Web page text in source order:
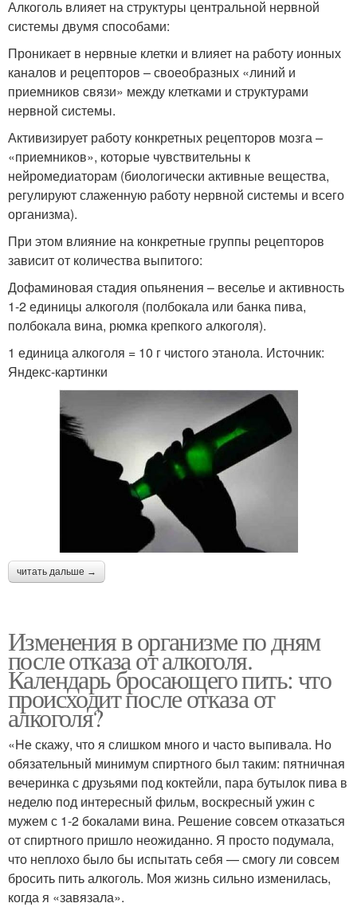
Алкоголь влияет на структуры центральной нервной
системы двумя способами:
Проникает в нервные клетки и влияет на работу ионных
каналов и рецепторов – своеобразных «линий и
приемников связи» между клетками и структурами
нервной системы.
Активизирует работу конкретных рецепторов мозга –
«приемников», которые чувствительны к
нейромедиаторам (биологически активные вещества,
регулируют слаженную работу нервной системы и всего
организма).
При этом влияние на конкретные группы рецепторов
зависит от количества выпитого:
Дофаминовая стадия опьянения – веселье и активность
1-2 единицы алкоголя (полбокала или банка пива,
полбокала вина, рюмка крепкого алкоголя).
1 единица алкоголя = 10 г чистого этанола. Источник:
Яндекс-картинки
читать дальше →
Изменения в организме по дням
после отказа от алкоголя.
Календарь бросающего пить: что
происходит после отказа от
алкоголя?
«Не скажу, что я слишком много и часто выпивала. Но
обязательный минимум спиртного был таким: пятничная
вечеринка с друзьями под коктейли, пара бутылок пива в
неделю под интересный фильм, воскресный ужин с
мужем с 1-2 бокалами вина. Решение совсем отказаться
от спиртного пришло неожиданно. Я просто подумала,
что неплохо было бы испытать себя — смогу ли совсем
бросить пить алкоголь. Моя жизнь сильно изменилась,
когда я «завязала».